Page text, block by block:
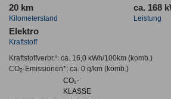
20 km
Kilometerstand
ca. 168
Leistung
Elektro
Kraftstoff
Kraftstoffverbr.¹: ca. 16,0 kWh/100km(komb.)
CO2-Emissionen*: ca. 0 g/km(komb.)
CO₂-
KLASSE